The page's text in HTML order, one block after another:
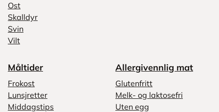
Ost
Skalldyr
Svin
Vilt
Måltider
Frokost
Lunsjretter
Middagstips
Allergivennlig mat
Glutenfritt
Melk- og laktosefri
Uten egg